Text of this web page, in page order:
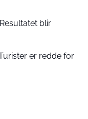
blir
er redde for